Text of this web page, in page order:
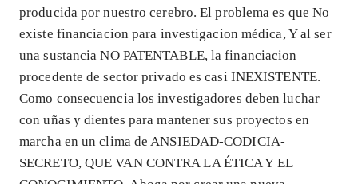
producida por nuestro cerebro. El problema es que No
existe financiacion para investigacion médica, Y al ser
una sustancia NO PATENTABLE, la financiacion
procedente de sector privado es casi INEXISTENTE.
Como consecuencia los investigadores deben luchar
con uñas y dientes para mantener sus proyectos en
marcha en un clima de ANSIEDAD-CODICIA-
SECRETO, QUE VAN CONTRA LA ÉTICA Y EL